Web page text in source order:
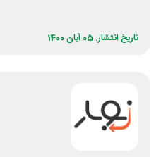
تاریخ انتشار: 05 آبان 1400